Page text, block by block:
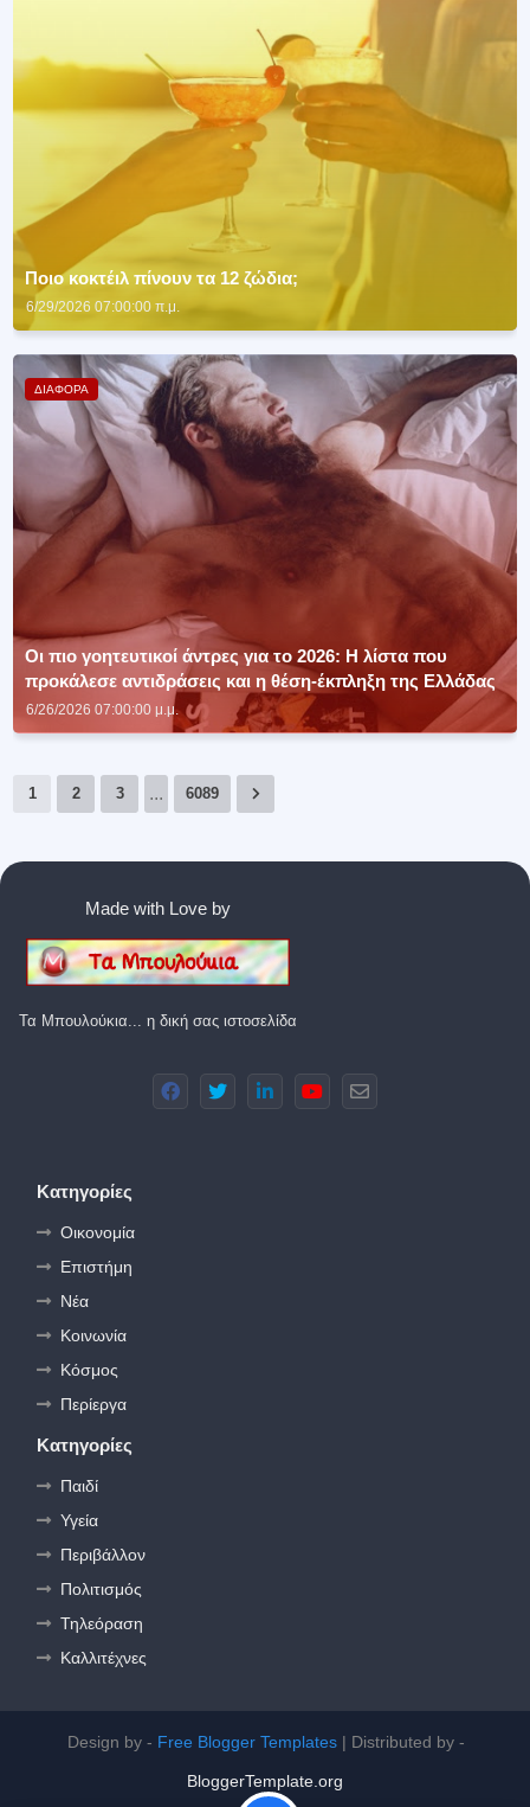
Ποιο κοκτέιλ πίνουν τα 12 ζώδια;
6/29/2026 07:00:00 π.μ.
ΔΙΑΦΟΡΑ
Οι πιο γοητευτικοί άντρες για το 2026: Η λίστα που
προκάλεσε αντιδράσεις και η θέση‑έκπληξη της Ελλάδας
6/26/2026 07:00:00 μ.μ.
1 2 3 ... 6089
Made with Love by
Τα Μπουλούκια... η δική σας ιστοσελίδα
Κατηγορίες
Οικονομία
Επιστήμη
Νέα
Κοινωνία
Κόσμος
Περίεργα
Κατηγορίες
Παιδί
Υγεία
Περιβάλλον
Πολιτισμός
Τηλεόραση
Καλλιτέχνες
Design by - Free Blogger Templates| Distributed by -
BloggerTemplate.org